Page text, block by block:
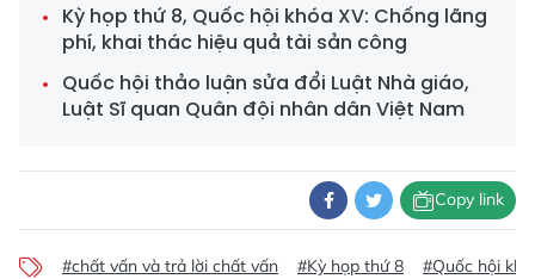
Kỳ họp thứ 8, Quốc hội khóa XV: Chống lãng
phí, khai thác hiệu quả tài sản công
Quốc hội thảo luận sửa đổi Luật Nhà giáo,
Luật Sĩ quan Quân đội nhân dân Việt Nam
Copy link
#chất vấn và trả lời chất vấn #Kỳ họp thứ 8 #Quốc hội